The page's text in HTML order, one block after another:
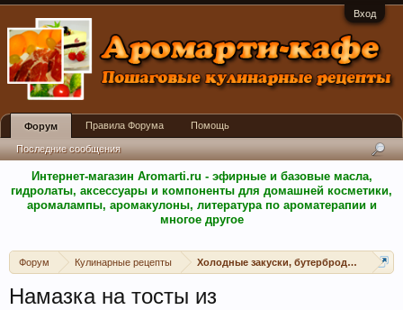
Вход
Интернет-магазин Aromarti.ru - эфирные и базовые масла,
гидролаты, аксессуары и компоненты для домашней косметики,
аромалампы, аромакулоны, литература по ароматерапии и
многое другое
Форум Кулинарные рецепты Холодные закуски, бутерброды, канапе,
Намазка на тосты из
Форум
Последние сообщения
Правила Форума Помощь